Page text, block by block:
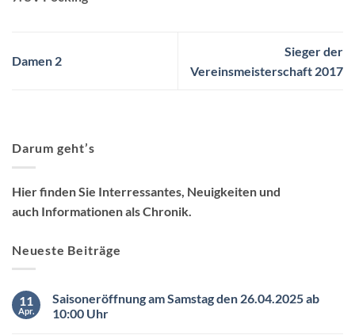
Damen 2
Sieger der
Vereinsmeisterschaft 2017
Darum geht’s
Hier finden Sie Interressantes, Neuigkeiten und
auch Informationen als Chronik.
Neueste Beiträge
11
Apr.
Saisoneröffnung am Samstag den 26.04.2025 ab
10:00 Uhr